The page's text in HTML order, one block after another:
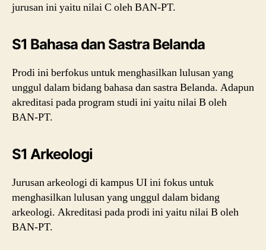
jurusan ini yaitu nilai C oleh BAN-PT.
S1 Bahasa dan Sastra Belanda
Prodi ini berfokus untuk menghasilkan lulusan yang
unggul dalam bidang bahasa dan sastra Belanda. Adapun
akreditasi pada program studi ini yaitu nilai B oleh
BAN-PT.
S1 Arkeologi
Jurusan arkeologi di kampus UI ini fokus untuk
menghasilkan lulusan yang unggul dalam bidang
arkeologi. Akreditasi pada prodi ini yaitu nilai B oleh
BAN-PT.